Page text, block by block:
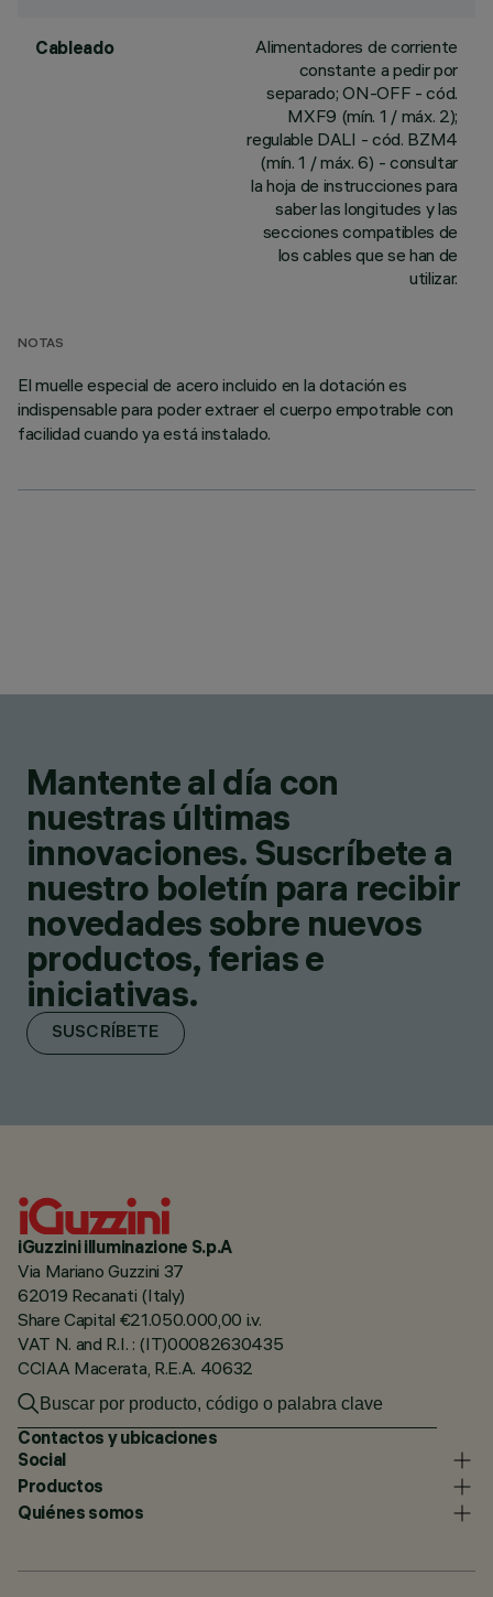
Cableado
Alimentadores de corriente
constante a pedir por
separado; ON-OFF - cód.
MXF9 (mín. 1 / máx. 2);
regulable DALI - cód. BZM4
(mín. 1 / máx. 6) - consultar
la hoja de instrucciones para
saber las longitudes y las
secciones compatibles de
los cables que se han de
utilizar.
NOTAS
El muelle especial de acero incluido en la dotación es
indispensable para poder extraer el cuerpo empotrable con
facilidad cuando ya está instalado.
Mantente al día con
nuestras últimas
innovaciones. Suscríbete a
nuestro boletín para recibir
novedades sobre nuevos
productos, ferias e
iniciativas.
SUSCRÍBETE
iGuzzini illuminazione S.p.A
Via Mariano Guzzini 37
62019 Recanati (Italy)
Share Capital €21.050.000,00 i.v.
VAT N. and R.I. : (IT)00082630435
CCIAA Macerata, R.E.A. 40632
Contactos y ubicaciones
Social
Productos
Quiénes somos